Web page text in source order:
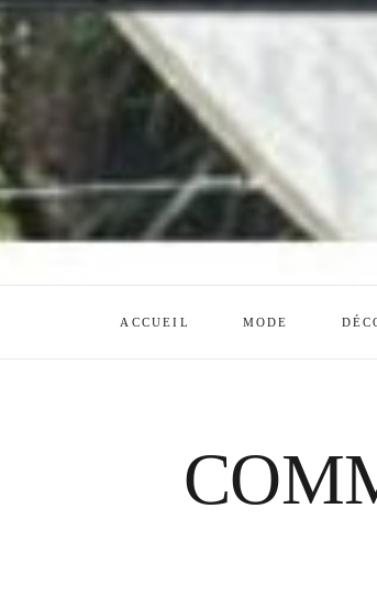
ACCUEIL MODE